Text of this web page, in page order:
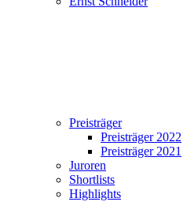
Preisträger
Preisträger 2022
Preisträger 2021
Juroren
Shortlists
Highlights